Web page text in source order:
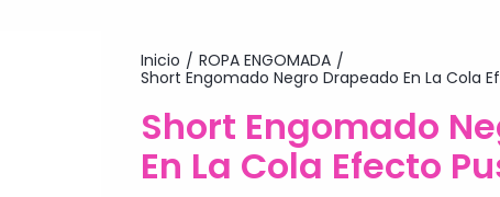
Inicio / ROPA ENGOMADA /
Short Engomado Negro Drapeado En La Cola
Short Engomado
En La Cola Efecto